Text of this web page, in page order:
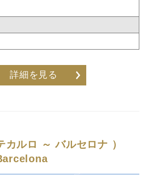
詳細を見る
カルロ ～ バルセロナ ）